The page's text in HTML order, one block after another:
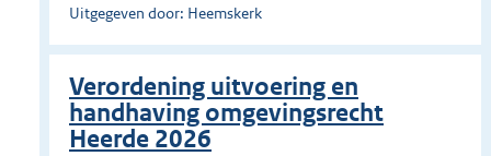
Uitgegeven door: Heemskerk
Verordening uitvoering en
handhaving omgevingsrecht
Heerde 2026